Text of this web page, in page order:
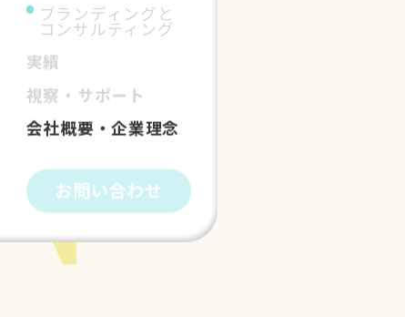
ブランディングと
コンサルティング
実績
視察・サポート
会社概要・企業理念
お問い合わせ